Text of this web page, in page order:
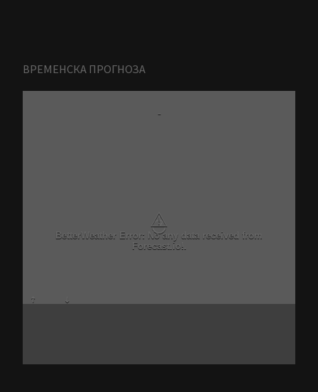
ВРЕМЕНСКА ПРОГНОЗА
-
⚠
BetterWeather Error: No any data received from
Forecast.io!.